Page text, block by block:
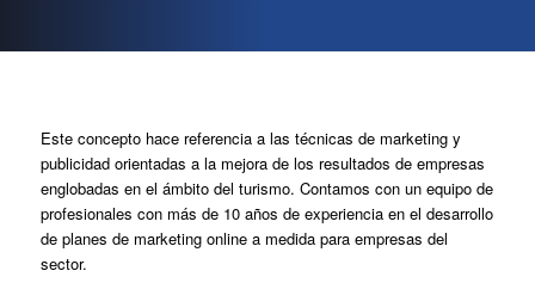
Este concepto hace referencia a las técnicas de marketing y
publicidad orientadas a la mejora de los resultados de empresas
englobadas en el ámbito del turismo. Contamos con un equipo de
profesionales con más de 10 años de experiencia en el desarrollo
de planes de marketing online a medida para empresas del
sector.